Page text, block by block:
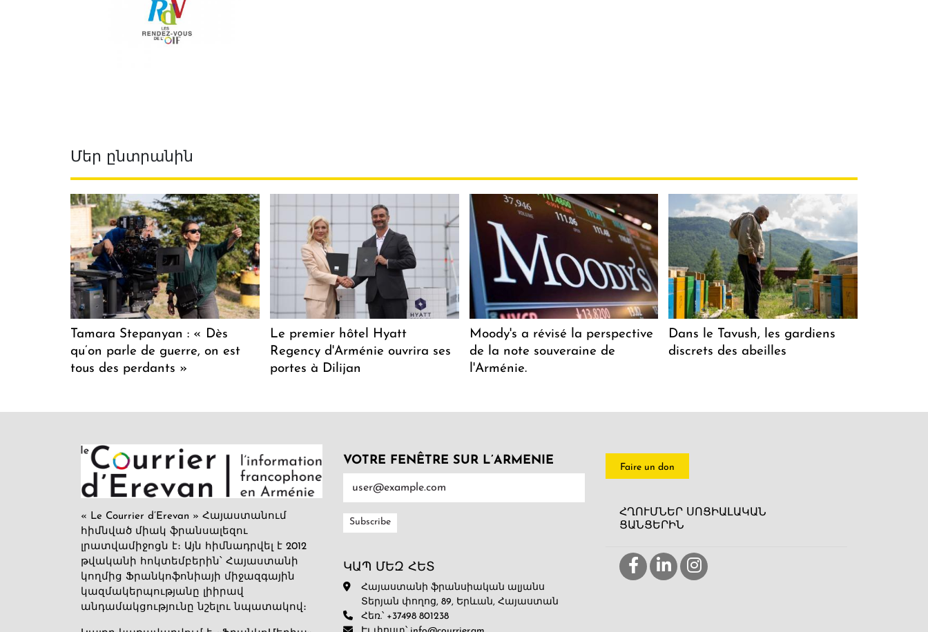
Մեր ընտրանին
Tamara Stepanyan : « Dès
qu’on parle de guerre, on est
tous des perdants »
Le premier hôtel Hyatt
Regency d'Arménie ouvrira ses
portes à Dilijan
Moody's a révisé la perspective
de la note souveraine de
l'Arménie.
Dans le Tavush, les gardiens
discrets des abeilles
« Le Courrier d’Erevan » Հայաստանում
հիմնված միակ ֆրանսալեզու
լրատվամիջոցն է։ Այն հիմնադրվել է 2012
թվականի հոկտեմբերին՝ Հայաստանի
կողմից Ֆրանկոֆոնիայի միջազգային
կազմակերպությանը լիիրավ
անդամակցությունը նշելու նպատակով։
VOTRE FENÊTRE SUR L’ARMENIE
ԿԱՊ ՄԵԶ ՀԵՏ
Հայաստանի ֆրանսիական ալյանս
Տերյան փողոց, 89, Երևան, Հայաստան
Հեռ.՝ +37498 801238
Faire un don
ՀՂՈՒՄՆԵՐ ՍՈՑԻԱԼԱԿԱՆ
ՑԱՆՑԵՐԻՆ